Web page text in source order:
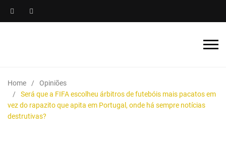
Home
Opiniões
Será que a FIFA escolheu árbitros de futebóis mais pacatos em
vez do rapazito que apita em Portugal, onde há sempre notícias
destrutivas?